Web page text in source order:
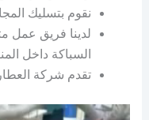
نقوم بتسليك
لدينا فريق عمل
السباكة داخل
تقدم شركة